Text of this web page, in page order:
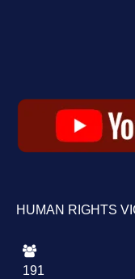
HUMAN RIGHTS
191